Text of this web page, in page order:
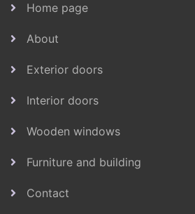
Home page
About
Exterior doors
Interior doors
Wooden windows
Furniture and building
Contact